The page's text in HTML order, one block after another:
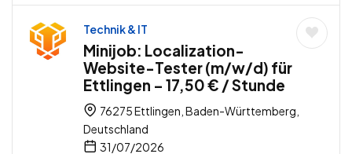
Technik & IT
Minijob: Localization-
Website-Tester (m/w/d) für
Ettlingen – 17,50 € / Stunde
76275 Ettlingen, Baden-Württemberg,
Deutschland
31/07/2026